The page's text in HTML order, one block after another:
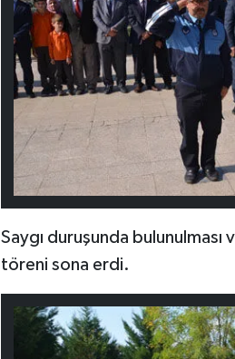
Saygı duruşunda bulunulması
töreni sona erdi.